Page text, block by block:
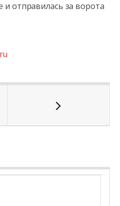
отправилась за ворота